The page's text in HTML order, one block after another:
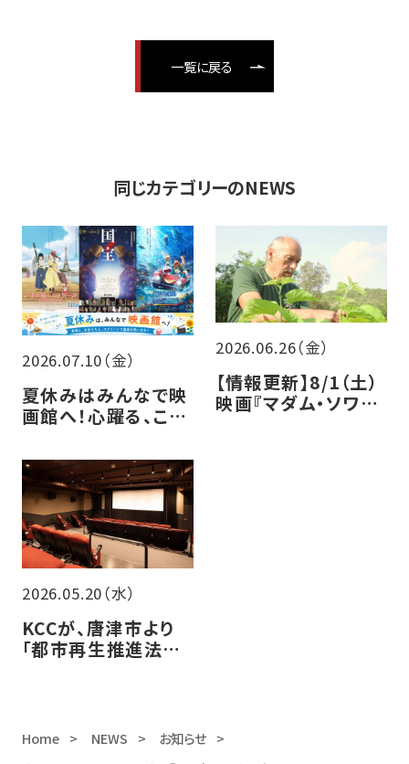
一覧に戻る
同じカテゴリーのNEWS
2026.07.10（金）
夏休みはみんなで映
画館へ！心躍る、この
2026.06.26（金）
【情報更新】8/1（土）
映画『マダム・ソワ・
2026.05.20（水）
KCCが、唐津市より
「都市再生推進法人」
Home NEWS
お知らせ